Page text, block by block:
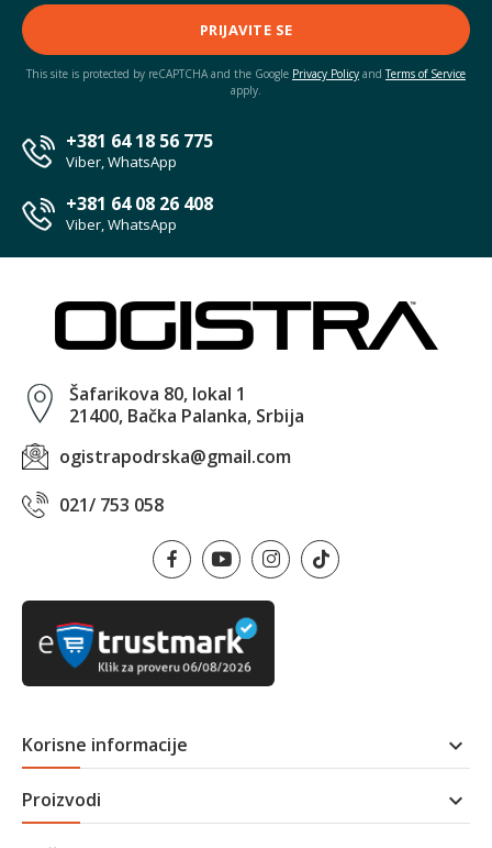
PRIJAVITE SE
This site is protected by reCAPTCHA and the Google Privacy Policy andTerms of Service
apply.
+381 64 18 56 775
Viber, WhatsApp
+381 64 08 26 408
Viber, WhatsApp
Šafarikova 80, lokal 1
21400, Bačka Palanka, Srbija
ogistrapodrska@gmail.com
021/ 753 058
Korisne informacije 
Proizvodi 